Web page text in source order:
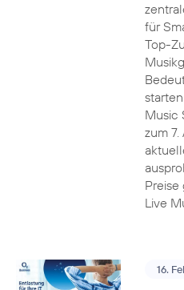
für
Top-
Music
zum
Preise
Live
16.